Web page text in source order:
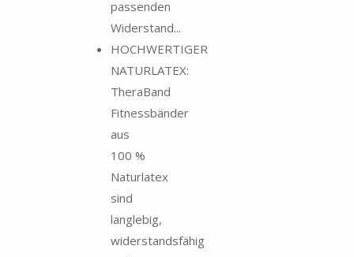
passenden
Widerstand...
HOCHWERTIGER
NATURLATEX:
TheraBand
Fitnessbänder
aus
100 %
Naturlatex
sind
langlebig,
widerstandsfähig